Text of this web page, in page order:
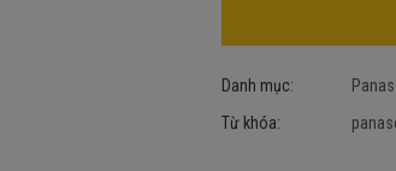
Danh mục:
Từ khóa: